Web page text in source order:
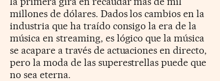
millones de dólares. Dados los cambios en la
industria que ha traído consigo la era de la
música en streaming, es lógico que la música
se acapare a través de actuaciones en directo,
pero la moda de las superestrellas puede que
no sea eterna.